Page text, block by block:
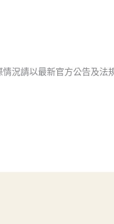
況請以最新官方公告及法